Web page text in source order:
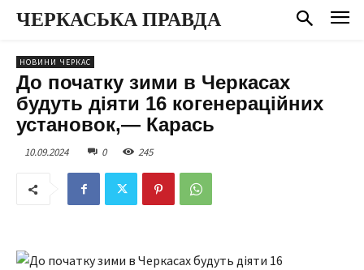
ЧЕРКАСЬКА ПРАВДА
НОВИНИ ЧЕРКАС
До початку зими в Черкасах
будуть діяти 16 когенераційних
установок,— Карась
10.09.2024 0 245